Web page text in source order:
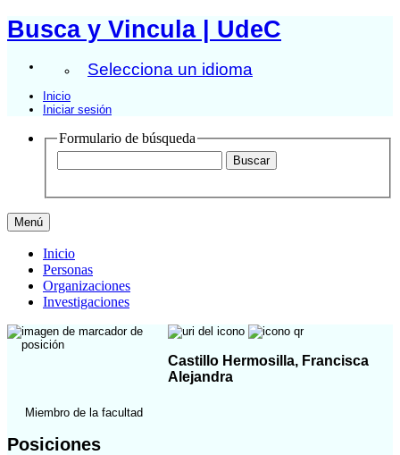
Busca y Vincula | UdeC
Selecciona un idioma
Inicio
Iniciar sesión
Formulario de búsqueda
Menú
Inicio
Personas
Organizaciones
Investigaciones
Castillo Hermosilla, Francisca
Alejandra
Miembro de la facultad
Posiciones